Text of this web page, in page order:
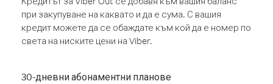
при закупуване на каквато и да е сума. С вашия
кредит можете да се обаждате към кой да е номер по
света на ниските цени на Viber.
30-дневни абонаментни планове